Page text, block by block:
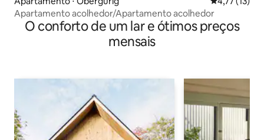
Apartamento acolhedor/Apartamento acolhedor
O conforto de um lar e ótimos preços
mensais